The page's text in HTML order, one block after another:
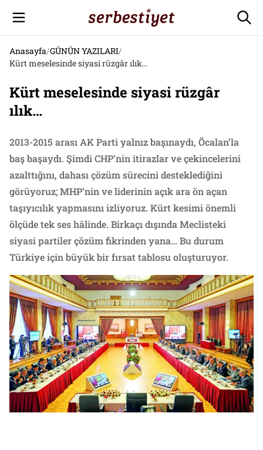
Anasayfa/GÜNÜN YAZILARI/
Kürt meselesinde siyasi rüzgâr ılık…
Kürt meselesinde siyasi rüzgâr
ılık…
2013-2015 arası AK Parti yalnız başınaydı, Öcalan’la
baş başaydı. Şimdi CHP’nin itirazlar ve çekincelerini
azalttığını, dahası çözüm sürecini desteklediğini
görüyoruz; MHP’nin ve liderinin açık ara ön açan
taşıyıcılık yapmasını izliyoruz. Kürt kesimi önemli
ölçüde tek ses hâlinde. Birkaçı dışında Meclisteki
siyasi partiler çözüm fikrinden yana… Bu durum
Türkiye için büyük bir fırsat tablosu oluşturuyor.